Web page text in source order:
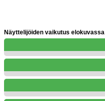
Näyttelijöiden vaikutus elokuvassa